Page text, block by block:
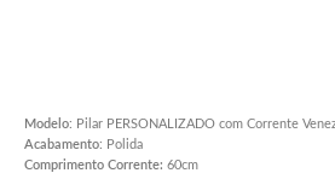
Modelo: Pilar PERSONALIZADO com Corrente
Acabamento: Polida
Comprimento Corrente: 60cm